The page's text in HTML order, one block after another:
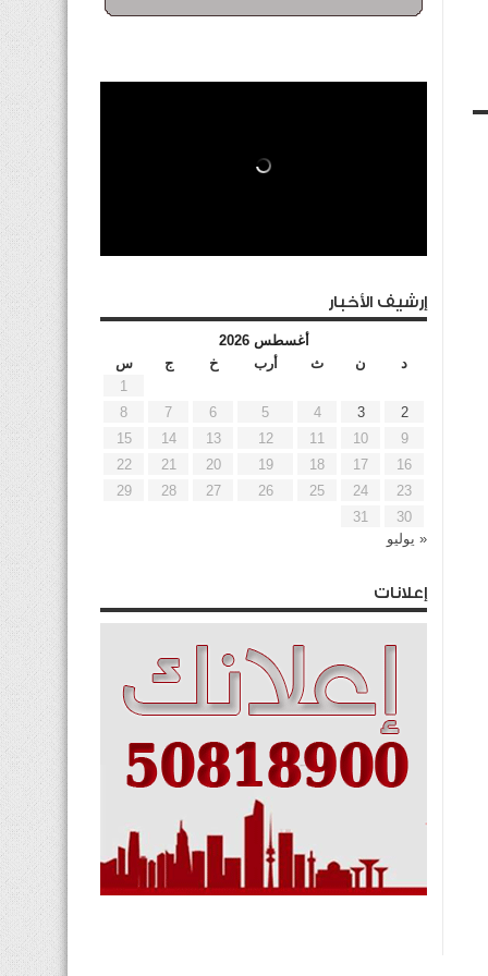
إرشيف الأخبار
أغسطس 2026
د
ن ث أرب خ ج
س
1
2
3
4
5
6
7
8
9
10
11
12
13
14
15
16
17
18
19
20
21
22
23
24
25
26
27
28
29
30
31
« يوليو
إعلانات